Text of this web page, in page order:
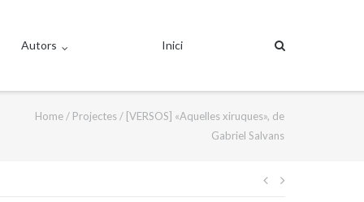
Autors Inici
Home/ Projectes/ [VERSOS] «Aquelles xiruques», de
Gabriel Salvans
Navegació